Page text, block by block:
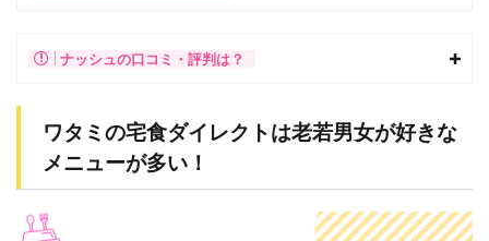
ナッシュの口コミ・評判は？
ワタミの宅食ダイレクトは老若男女が好きな
メニューが多い！